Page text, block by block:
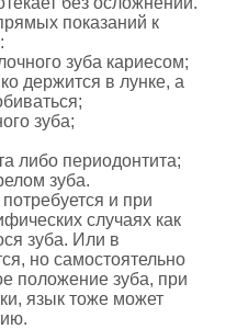
показаний к
зуба кариесом;
держится в лунке, а
зуба;
либо периодонтита;
зуба.
и при
случаях как
зуба. Или в
но самостоятельно
положение зуба, при
язык тоже может